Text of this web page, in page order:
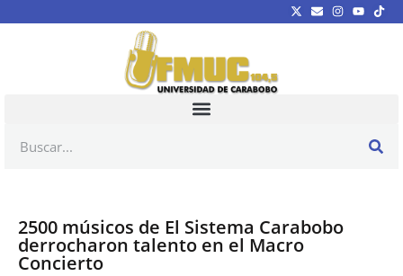
2500 músicos de El Sistema Carabobo
derrocharon talento en el Macro
Concierto